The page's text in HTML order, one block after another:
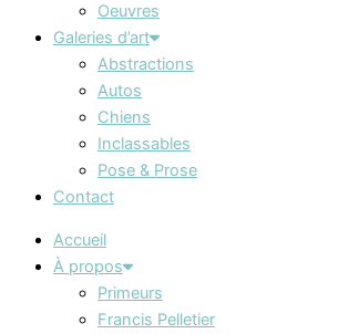
Oeuvres
Galeries d’art
Abstractions
Autos
Chiens
Inclassables
Pose & Prose
Contact
Accueil
À propos
Primeurs
Francis Pelletier